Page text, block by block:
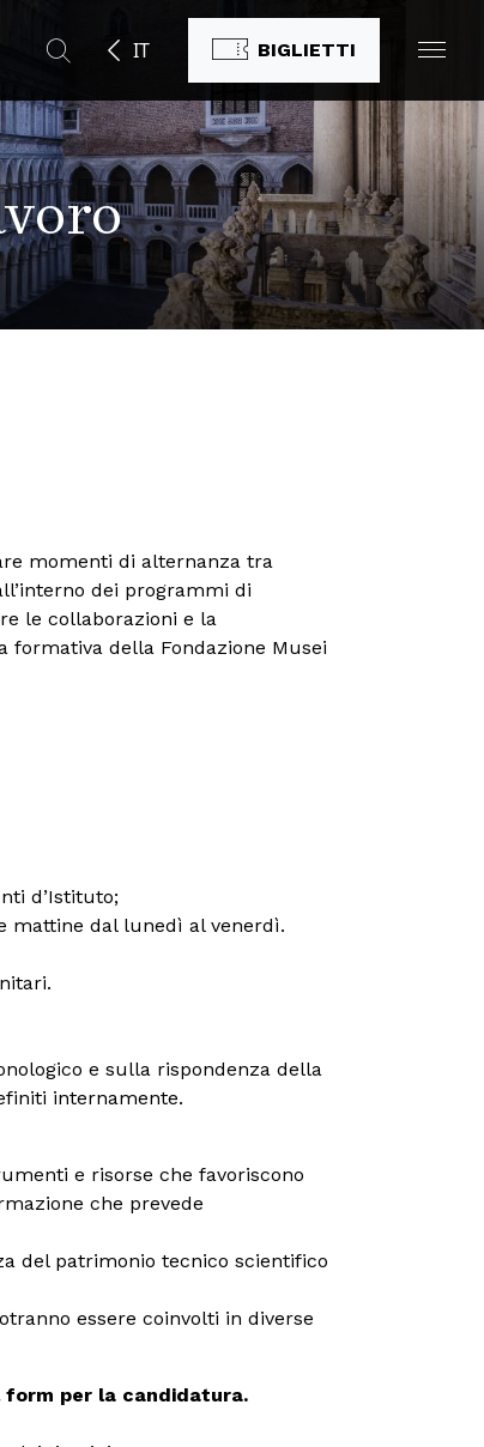
IT BIGLIETTI
momenti di alternanza tra
dei programmi di
le collaborazioni e la
formativa della Fondazione Musei
d’Istituto;
mattine dal lunedì al venerdì.
e sulla rispondenza della
internamente.
e risorse che favoriscono
che prevede
del patrimonio tecnico scientifico
essere coinvolti in diverse
form per la candidatura.